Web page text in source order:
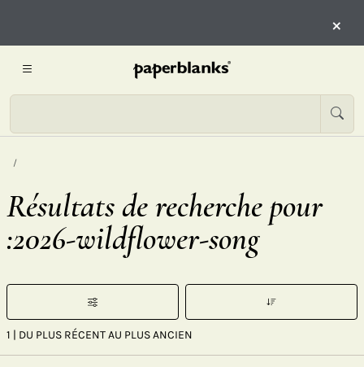
×
Résultats de recherche pour
:2026-wildflower-song
1 | DU PLUS RÉCENT AU PLUS ANCIEN